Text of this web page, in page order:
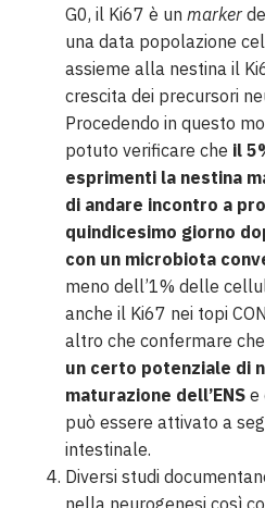
G0, il Ki67 è un marker
una data popolazione
assieme alla nestina il
crescita dei precursori
Procedendo in questo
potuto verificare che il
esprimenti la nestina
di andare incontro a
quindicesimo giorno
con un microbiota
meno dell’1% delle
anche il Ki67 nei topi
altro che confermare che
un certo potenziale di
maturazione dell’ENS e
può essere attivato a
intestinale.
Diversi studi